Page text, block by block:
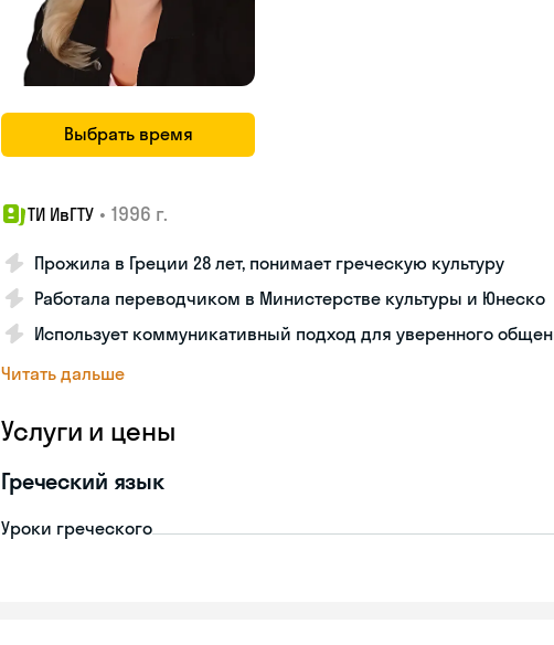
Выбрать время
ТИ ИвГТУ • 1996 г.
Прожила в Греции 28 лет, понимает греческую культуру
Работала переводчиком в Министерстве культуры и Юнеско
Использует коммуникативный подход для уверенного
Читать дальше
Услуги и цены
Греческий язык
Уроки греческого